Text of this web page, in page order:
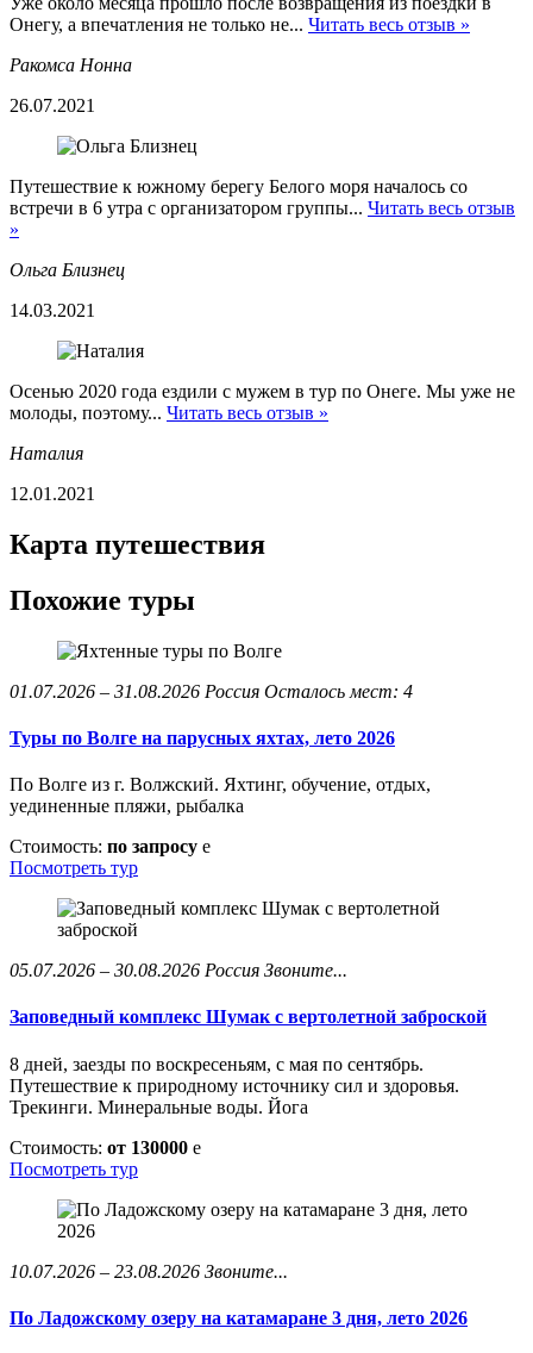
Онегу, а впечатления не только не... Читать весь отзыв »
Ракомса Нонна
26.07.2021
Путешествие к южному берегу Белого моря началось со
встречи в 6 утра с организатором группы... Читать весь отзыв
»
Ольга Близнец
14.03.2021
Осенью 2020 года ездили с мужем в тур по Онеге. Мы уже не
молоды, поэтому... Читать весь отзыв »
Наталия
12.01.2021
Карта путешествия
Похожие туры
01.07.2026 – 31.08.2026 Россия Осталось мест: 4
Туры по Волге на парусных яхтах, лето 2026
По Волге из г. Волжский. Яхтинг, обучение, отдых,
уединенные пляжи, рыбалка
Стоимость: по запросу e
Посмотреть тур
05.07.2026 – 30.08.2026 Россия Звоните...
Заповедный комплекс Шумак с вертолетной заброской
8 дней, заезды по воскресеньям, с мая по сентябрь.
Путешествие к природному источнику сил и здоровья.
Трекинги. Минеральные воды. Йога
Стоимость: от 130000 e
Посмотреть тур
10.07.2026 – 23.08.2026 Звоните...
По Ладожскому озеру на катамаране 3 дня, лето 2026